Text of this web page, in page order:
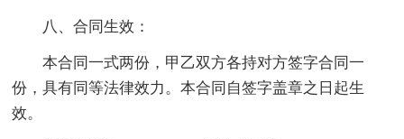
八、合同生效：
本合同一式两份，甲乙双方各持对方签字合同一
份，具有同等法律效力。本合同自签字盖章之日起生
效。